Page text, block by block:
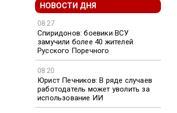
НОВОСТИ ДНЯ
08:27
Спиридонов: боевики ВСУ
замучили более 40 жителей
Русского Поречного
08:20
Юрист Печников: В ряде случаев
работодатель может уволить за
использование ИИ